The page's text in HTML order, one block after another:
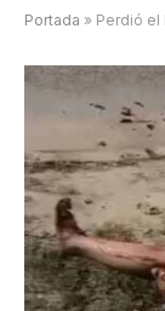
Portada » Perdió el